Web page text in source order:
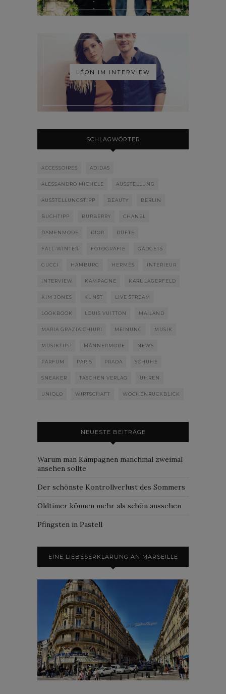
LÉON IM INTERVIEW
SCHLAGWÖRTER
ACCESSOIRES ADIDAS
ALESSANDRO MICHELE AUSSTELLUNG
AUSSTELLUNGSTIPP BEAUTY BERLIN
BUCHTIPP BURBERRY CHANEL
DAMENMODE DIOR DÜFTE
FALL-WINTER FOTOGRAFIE GADGETS
GUCCI HAMBURG HERMÈS INTERIEUR
INTERVIEW KAMPAGNE KARL LAGERFELD
KIM JONES KUNST LIVE STREAM
LOOKBOOK LOUIS VUITTON MAILAND
MARIA GRAZIA CHIURI MEINUNG MUSIK
MUSIKTIPP MÄNNERMODE NEWS
PARFUM PARIS PRADA SCHUHE
SNEAKER TASCHEN VERLAG UHREN
UNIQLO WIRTSCHAFT WOCHENRÜCKBLICK
NEUESTE BEITRÄGE
Warum man Kampagnen manchmal zweimal
ansehen sollte
Der schönste Kontrollverlust des Sommers
Oldtimer können mehr als schön aussehen
Pfingsten in Pastell
EINE LIEBESERKLÄRUNG AN MARSEILLE